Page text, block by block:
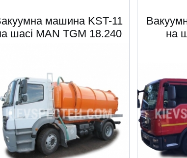
машина KST-11
шасі MAN TGM 18.240
на